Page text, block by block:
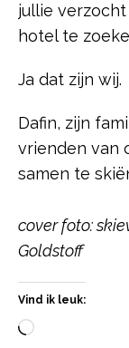
jullie
hotel te
Ja dat zijn wij.
Dafin, zijn
vrienden van
samen te
cover foto:
Goldstoff
Vind ik leuk: